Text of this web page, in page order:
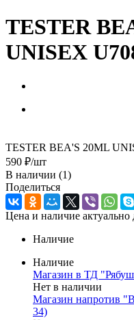
TESTER
UNISEX
TESTER BEA'S 20ML
590 ₽/шт
В наличии (1)
Поделиться
Цена и наличие актуально
Наличие
Наличие
Магазин в ТД
Нет в наличии
Магазин напротив
34)